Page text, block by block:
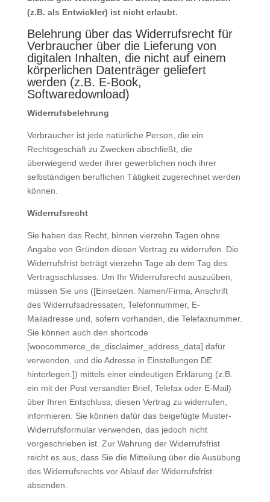
(z.B. als Entwickler) ist nicht erlaubt.
Belehrung über das Widerrufsrecht für
Verbraucher über die Lieferung von
digitalen Inhalten, die nicht auf einem
körperlichen Datenträger geliefert
werden (z.B. E-Book,
Softwaredownload)
Widerrufsbelehrung
Verbraucher ist jede natürliche Person, die ein
Rechtsgeschäft zu Zwecken abschließt, die
überwiegend weder ihrer gewerblichen noch ihrer
selbständigen beruflichen Tätigkeit zugerechnet werden
können.
Widerrufsrecht
Sie haben das Recht, binnen vierzehn Tagen ohne
Angabe von Gründen diesen Vertrag zu widerrufen. Die
Widerrufsfrist beträgt vierzehn Tage ab dem Tag des
Vertragsschlusses. Um Ihr Widerrufsrecht auszuüben,
müssen Sie uns ([Einsetzen: Namen/Firma, Anschrift
des Widerrufsadressaten, Telefonnummer, E-
Mailadresse und, sofern vorhanden, die Telefaxnummer.
Sie können auch den shortcode
[woocommerce_de_disclaimer_address_data] dafür
verwenden, und die Adresse in Einstellungen DE
hinterlegen.]) mittels einer eindeutigen Erklärung (z.B.
ein mit der Post versandter Brief, Telefax oder E-Mail)
über Ihren Entschluss, diesen Vertrag zu widerrufen,
informieren. Sie können dafür das beigefügte Muster-
Widerrufsformular verwenden, das jedoch nicht
vorgeschrieben ist. Zur Wahrung der Widerrufsfrist
reicht es aus, dass Sie die Mitteilung über die Ausübung
des Widerrufsrechts vor Ablauf der Widerrufsfrist
absenden.